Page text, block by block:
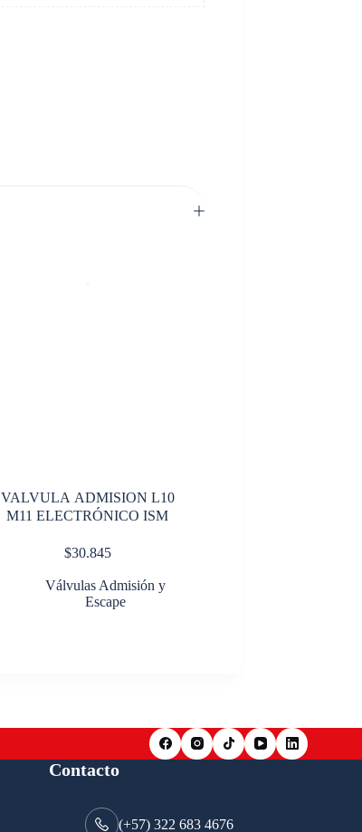
VALVULA ADMISION L10
M11 ELECTRÓNICO ISM
$30.845
Válvulas Admisión y
Escape
Contacto
(+57) 322 683 4676